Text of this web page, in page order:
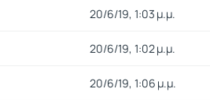
20/6/19, 1:03 μ.μ.
20/6/19, 1:02 μ.μ.
20/6/19, 1:06 μ.μ.